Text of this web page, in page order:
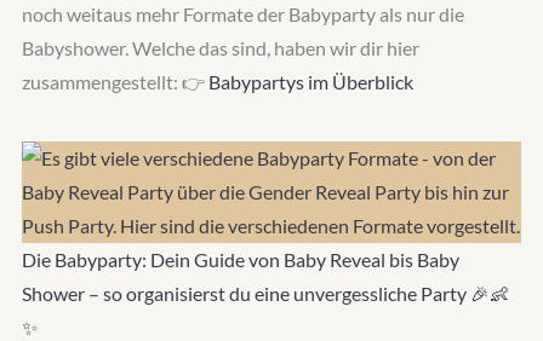
noch weitaus mehr Formate der Babyparty als nur die
Babyshower. Welche das sind, haben wir dir hier
zusammengestellt: 👉 Babypartys im Überblick
Die Babyparty: Dein Guide von Baby Reveal bis Baby
Shower – so organisierst du eine unvergessliche Party 🎉👶
✨